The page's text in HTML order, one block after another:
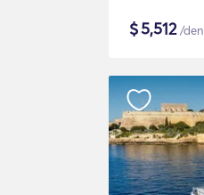
$5,512/den